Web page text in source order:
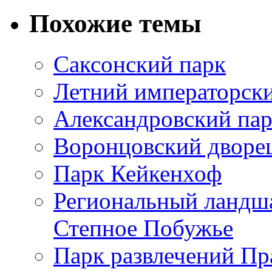
Похожие темы
Саксонский парк
Летний
Александровский
Воронцовский
Парк Кейкенхоф
Региональный
Степное Побужье
Парк развлечений